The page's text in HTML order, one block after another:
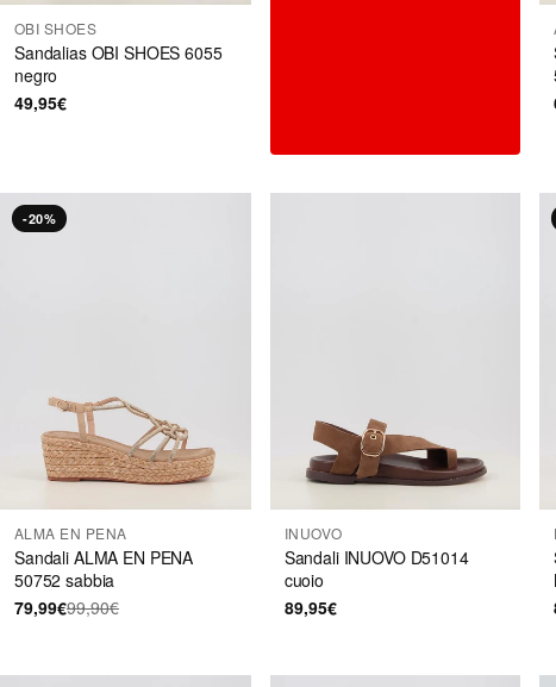
OBI SHOES
Sandalias OBI SHOES 6055
negro
49,95€
-20%
ALMA EN PENA
Sandali ALMA EN PENA
50752 sabbia
79,99€99,90€
INUOVO
Sandali INUOVO D51014
cuoio
89,95€